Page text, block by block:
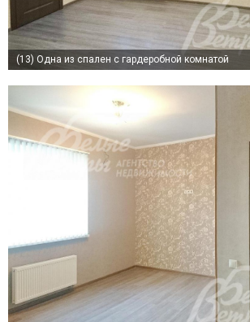
(13) Одна из спален с гардеробной комнатой